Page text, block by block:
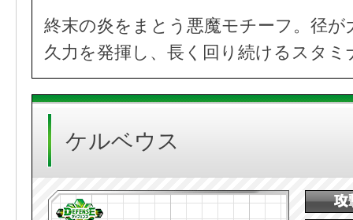
終末の炎をまとう悪魔モチーフ。径
久力を発揮し、長く回り続けるスタミ
ケルベウス